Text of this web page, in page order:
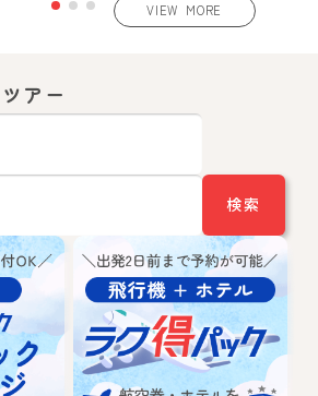
VIEW MORE
ツアー
検索